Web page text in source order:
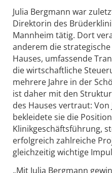
Julia Bergmann war
Direktorin des
Mannheim tätig. Dort
anderem die
Hauses, umfassende
die wirtschaftliche
mehrere Jahre in der
ist daher mit den
des Hauses vertraut: Von
bekleidete sie die
Klinikgeschäftsführung,
erfolgreich zahlreiche
gleichzeitig wichtige
„Mit Julia Bergmann